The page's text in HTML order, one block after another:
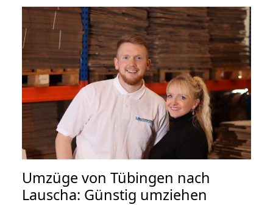
Umzüge von Tübingen nach
Lauscha: Günstig umziehen